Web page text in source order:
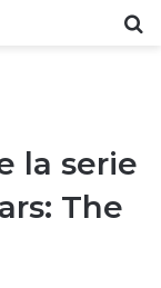
la serie
The